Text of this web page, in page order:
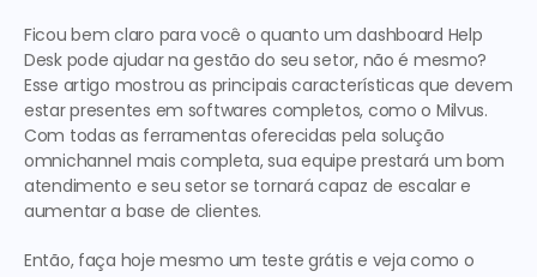
Ficou bem claro para você o quanto um dashboard Help
Desk pode ajudar na gestão do seu setor, não é mesmo?
Esse artigo mostrou as principais características que devem
estar presentes em softwares completos, como o Milvus.
Com todas as ferramentas oferecidas pela solução
omnichannel mais completa, sua equipe prestará um bom
atendimento e seu setor se tornará capaz de escalar e
aumentar a base de clientes.
Então, faça hoje mesmo um teste grátis e veja como o